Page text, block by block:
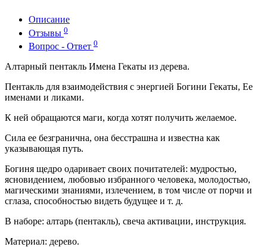
Описание
Отзывы 0
Вопрос - Ответ 0
Алтарный пентакль Имена Гекаты из дерева.
Пентакль для взаимодействия с энергией Богини Гекаты, Ее
именами и ликами.
К ней обращаются маги, когда хотят получить желаемое.
Сила ее безгранична, она бесстрашна и известна как
указывающая путь.
Богиня щедро одаривает своих почитателей: мудростью,
ясновидением, любовью избранного человека, молодостью,
магическими знаниями, излечением, в том числе от порчи и
сглаза, способностью видеть будущее и т. д.
В наборе: алтарь (пентакль), свеча активации, инструкция.
Материал: дерево.